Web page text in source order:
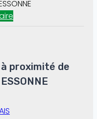
proximité de